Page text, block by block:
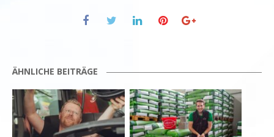
ÄHNLICHE BEITRÄGE